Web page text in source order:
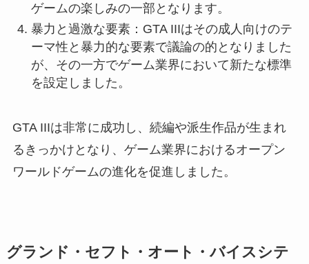
ゲームの楽しみの一部となります。
暴力と過激な要素：GTA IIIはその成人向けのテ
ーマ性と暴力的な要素で議論の的となりました
が、その一方でゲーム業界において新たな標準
を設定しました。
GTA IIIは非常に成功し、続編や派生作品が生まれ
るきっかけとなり、ゲーム業界におけるオープン
ワールドゲームの進化を促進しました。
グランド・セフト・オート・バイスシテ